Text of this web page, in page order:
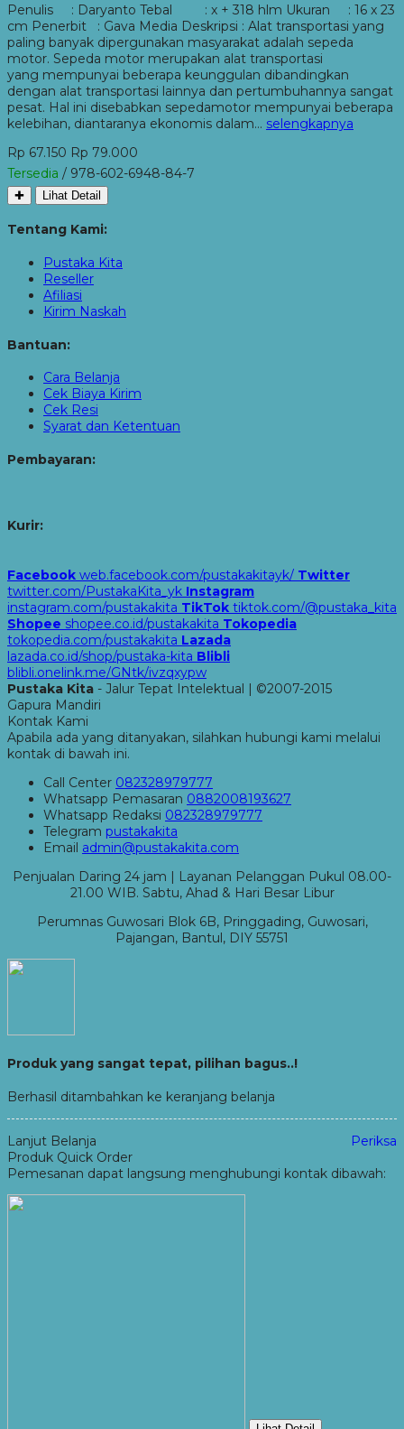
Penulis : Daryanto Tebal : x + 318 hlm Ukuran : 16 x 23
cm Penerbit : Gava Media Deskripsi : Alat transportasi yang
paling banyak dipergunakan masyarakat adalah sepeda
motor. Sepeda motor merupakan alat transportasi
yang mempunyai beberapa keunggulan dibandingkan
dengan alat transportasi lainnya dan pertumbuhannya sangat
pesat. Hal ini disebabkan sepedamotor mempunyai beberapa
kelebihan, diantaranya ekonomis dalam… selengkapnya
Rp 67.150 Rp 79.000
Tersedia / 978-602-6948-84-7
✚ Lihat Detail
Tentang Kami:
Pustaka Kita
Reseller
Afiliasi
Kirim Naskah
Bantuan:
Cara Belanja
Cek Biaya Kirim
Cek Resi
Syarat dan Ketentuan
Pembayaran:
Kurir:
Facebook web.facebook.com/pustakakitayk/ Twitter
twitter.com/PustakaKita_yk Instagram
instagram.com/pustakakita TikTok tiktok.com/@pustaka_kita
Shopee shopee.co.id/pustakakita Tokopedia
tokopedia.com/pustakakita Lazada
lazada.co.id/shop/pustaka-kita Blibli
blibli.onelink.me/GNtk/ivzqxypw
Pustaka Kita - Jalur Tepat Intelektual | ©2007-2015
Gapura Mandiri
Kontak Kami
Apabila ada yang ditanyakan, silahkan hubungi kami melalui
kontak di bawah ini.
Call Center 082328979777
Whatsapp Pemasaran 0882008193627
Whatsapp Redaksi 082328979777
Telegram pustakakita
Email admin@pustakakita.com
Penjualan Daring 24 jam | Layanan Pelanggan Pukul 08.00-
21.00 WIB. Sabtu, Ahad & Hari Besar Libur
Perumnas Guwosari Blok 6B, Pringgading, Guwosari,
Pajangan, Bantul, DIY 55751
Produk yang sangat tepat, pilihan bagus..!
Berhasil ditambahkan ke keranjang belanja
Lanjut Belanja
Periksa
Produk Quick Order
Pemesanan dapat langsung menghubungi kontak dibawah: